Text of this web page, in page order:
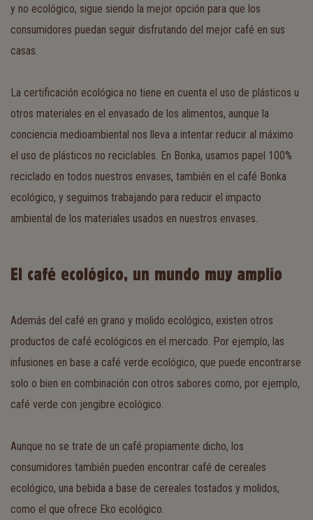
y no ecológico, sigue siendo la mejor opción para que los
consumidores puedan seguir disfrutando del mejor café en sus
casas.
La certificación ecológica no tiene en cuenta el uso de plásticos u
otros materiales en el envasado de los alimentos, aunque la
conciencia medioambiental nos lleva a intentar reducir al máximo
el uso de plásticos no reciclables. En Bonka, usamos papel 100%
reciclado en todos nuestros envases, también en el café Bonka
ecológico, y seguimos trabajando para reducir el impacto
ambiental de los materiales usados en nuestros envases.
El café ecológico, un mundo muy amplio
Además del café en grano y molido ecológico, existen otros
productos de café ecológicos en el mercado. Por ejemplo, las
infusiones en base a café verde ecológico, que puede encontrarse
solo o bien en combinación con otros sabores como, por ejemplo,
café verde con jengibre ecológico.
Aunque no se trate de un café propiamente dicho, los
consumidores también pueden encontrar café de cereales
ecológico, una bebida a base de cereales tostados y molidos,
como el que ofrece Eko ecológico.